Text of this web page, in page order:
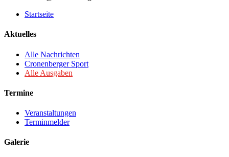
Startseite
Aktuelles
Alle Nachrichten
Cronenberger Sport
Alle Ausgaben
Termine
Veranstaltungen
Terminmelder
Galerie